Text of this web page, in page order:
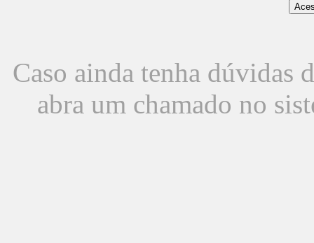
Caso ainda tenha dúvidas
abra um chamado no